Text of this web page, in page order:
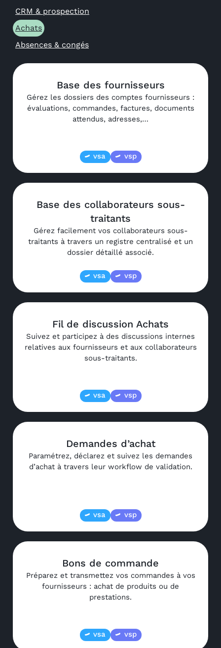
CRM & prospection
Achats
Absences & congés
Base des fournisseurs
Gérez les dossiers des comptes fournisseurs :
évaluations, commandes, factures, documents
attendus, adresses,…
vsa vsp
Base des collaborateurs sous-
traitants
Gérez facilement vos collaborateurs sous-
traitants à travers un registre centralisé et un
dossier détaillé associé.
vsa vsp
Fil de discussion Achats
Suivez et participez à des discussions internes
relatives aux fournisseurs et aux collaborateurs
sous-traitants.
vsa vsp
Demandes d’achat
Paramétrez, déclarez et suivez les demandes
d’achat à travers leur workflow de validation.
vsa vsp
Bons de commande
Préparez et transmettez vos commandes à vos
fournisseurs : achat de produits ou de
prestations.
vsa vsp